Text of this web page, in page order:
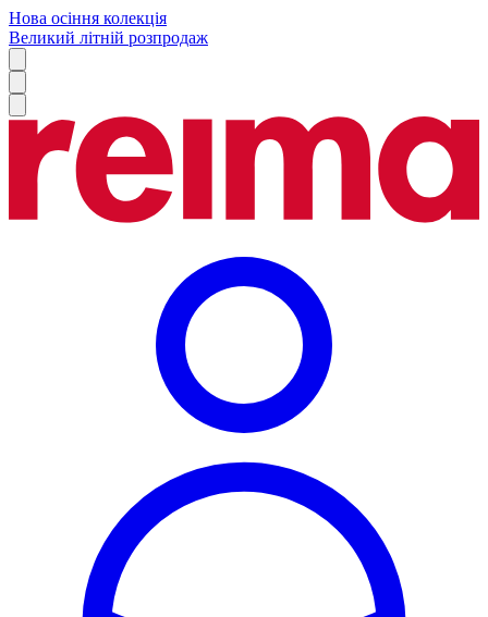
Нова осіння колекція
Великий літній розпродаж